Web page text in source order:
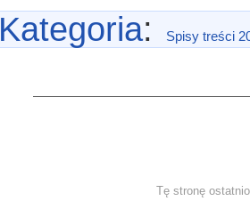
Kategoria: Spisy treści
Tę stronę